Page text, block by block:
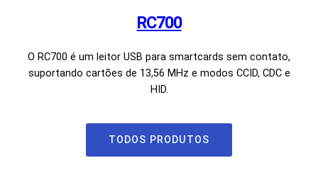
RC700
O RC700 é um leitor USB para smartcards sem contato,
suportando cartões de 13,56 MHz e modos CCID, CDC e
HID.
TODOS PRODUTOS